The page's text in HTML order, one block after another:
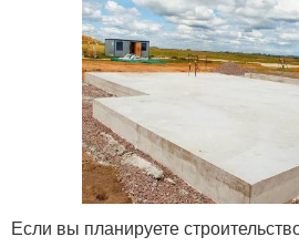
Если вы планируете